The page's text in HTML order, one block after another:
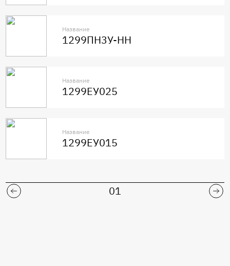
Название
1299ПН3У-НН
Название
1299ЕУ025
Название
1299ЕУ015
01